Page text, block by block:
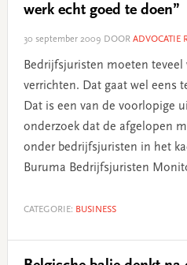
werk echt goed te doen”
30 september 2009 DOOR ADVOCATIE
Bedrijfsjuristen moeten teveel
verrichten. Dat gaat wel eens
Dat is een van de voorlopige
onderzoek dat de afgelopen
onder bedrijfsjuristen in het
Buruma Bedrijfsjuristen
CATEGORIE: BUSINESS